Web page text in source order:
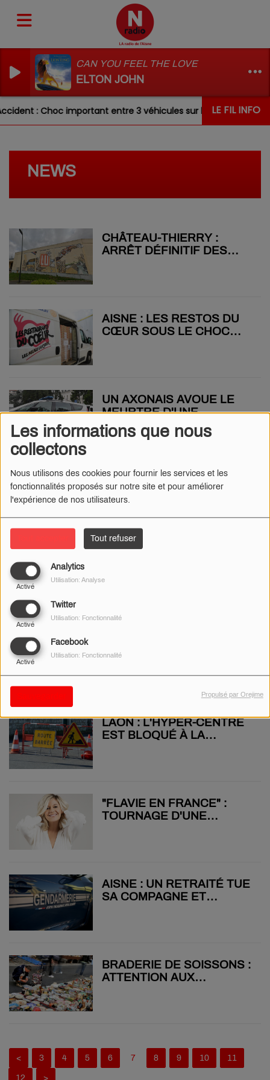
Les informations que nous
collectons
Nous utilisons des cookies pour fournir les services et les
fonctionnalités proposés sur notre site et pour améliorer
l'expérience de nos utilisateurs.
Tout refuser
Analytics
Activé
Utilisation: Analyse
Twitter
Activé
Utilisation: Fonctionnalité
Facebook
Activé
Utilisation: Fonctionnalité
Propulsé par Orejime
CAN YOU FEEL THE LOVE
ELTON JOHN
LE FIL INFO
: Choc important entre 3 véhicules sur la RN31 ce matin
NEWS
CHÂTEAU-THIERRY :
ARRÊT DÉFINITIF DES
AISNE : LES RESTOS DU
CŒUR SOUS LE CHOC
UN AXONAIS AVOUE LE
MEURTRE D'UNE
OCTOGÉNAIRE EN ISÈRE
CHÂTEAU-THIERRY : UN
CENTRE DE SOINS
IMMÉDIATS OUVRE SES
PORTES CE LUNDI
CAMION ET UNE VOITURE
VOLONTAIRE D'UN
DÉPORTÉS
LAON : L'HYPER-CENTRE
EST BLOQUÉ À LA
"FLAVIE EN FRANCE" :
TOURNAGE D'UNE
AISNE : UN RETRAITÉ TUE
SA COMPAGNE ET
BRADERIE DE SOISSONS :
ATTENTION AUX
< 3 4 5 6 7 8 9 10 11
12 >